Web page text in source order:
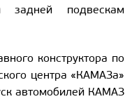
подвескам
конструктора по
центра «КАМАЗа»
автомобилей КАМАЗ